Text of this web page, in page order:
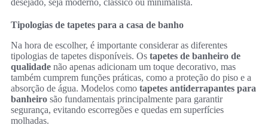
Tipologias de tapetes para a casa de banho
Na hora de escolher, é importante considerar as diferentes
tipologias de tapetes disponíveis. Os tapetes de banheiro de
qualidade não apenas adicionam um toque decorativo, mas
também cumprem funções práticas, como a proteção do piso e a
absorção de água. Modelos como tapetes antiderrapantes para
banheiro são fundamentais principalmente para garantir
segurança, evitando escorregões e quedas em superfícies
molhadas.